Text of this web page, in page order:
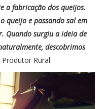
a fabricação dos queijos.
queijo e passando sal em
Quando surgiu a ideia de
descobrimos
Rural.